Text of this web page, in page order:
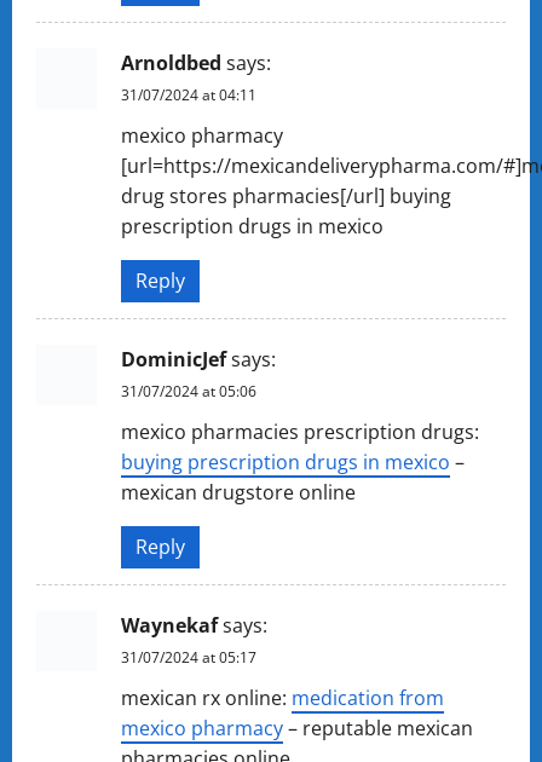
Arnoldbed says:
31/07/2024 at 04:11
mexico pharmacy
[url=https://mexicandeliverypharma.com/
drug stores pharmacies[/url] buying
prescription drugs in mexico
Reply
DominicJefsays:
31/07/2024 at 05:06
mexico pharmacies prescription drugs:
buying prescription drugs in mexico –
mexican drugstore online
Reply
Waynekafsays:
31/07/2024 at 05:17
mexican rx online: medication from
mexico pharmacy– reputable mexican